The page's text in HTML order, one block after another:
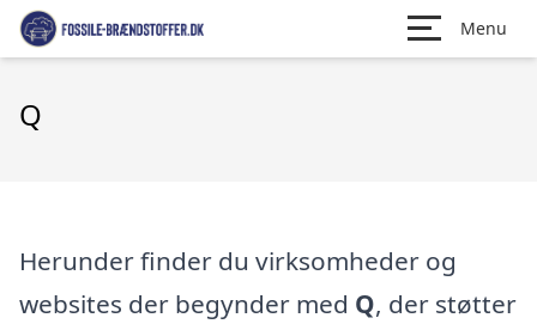
Menu
Q
Herunder finder du virksomheder og
websites der begynder med Q, der støtter